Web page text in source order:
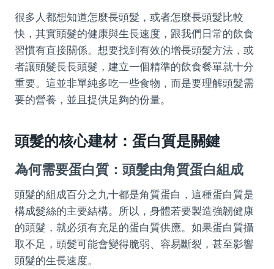
很多人都想知道怎麼長頭髮，或者怎麼長頭髮比較
快，其實頭髮的健康與生長速度，跟我們日常的飲食
習慣有直接關係。想要找到有效的增長頭髮方法，或
者讓頭髮長長頭髮，建立一個精準的飲食餐單就十分
重要。這並非單純多吃一些食物，而是要理解頭髮需
要的營養，並且提供足夠的份量。
頭髮的核心建材：蛋白質是關鍵
為何需要蛋白質：頭髮由角質蛋白組成
頭髮的組成百分之九十都是角質蛋白，這種蛋白質是
構成髮絲的主要結構。所以，身體若要製造強韌健康
的頭髮，就必須有充足的蛋白質供應。如果蛋白質攝
取不足，頭髮可能會變得脆弱、容易斷裂，甚至影響
頭髮的生長速度。